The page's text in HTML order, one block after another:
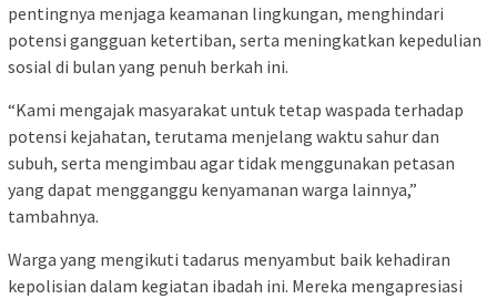
pentingnya menjaga keamanan lingkungan, menghindari
potensi gangguan ketertiban, serta meningkatkan kepedulian
sosial di bulan yang penuh berkah ini.
“Kami mengajak masyarakat untuk tetap waspada terhadap
potensi kejahatan, terutama menjelang waktu sahur dan
subuh, serta mengimbau agar tidak menggunakan petasan
yang dapat mengganggu kenyamanan warga lainnya,”
tambahnya.
Warga yang mengikuti tadarus menyambut baik kehadiran
kepolisian dalam kegiatan ibadah ini. Mereka mengapresiasi